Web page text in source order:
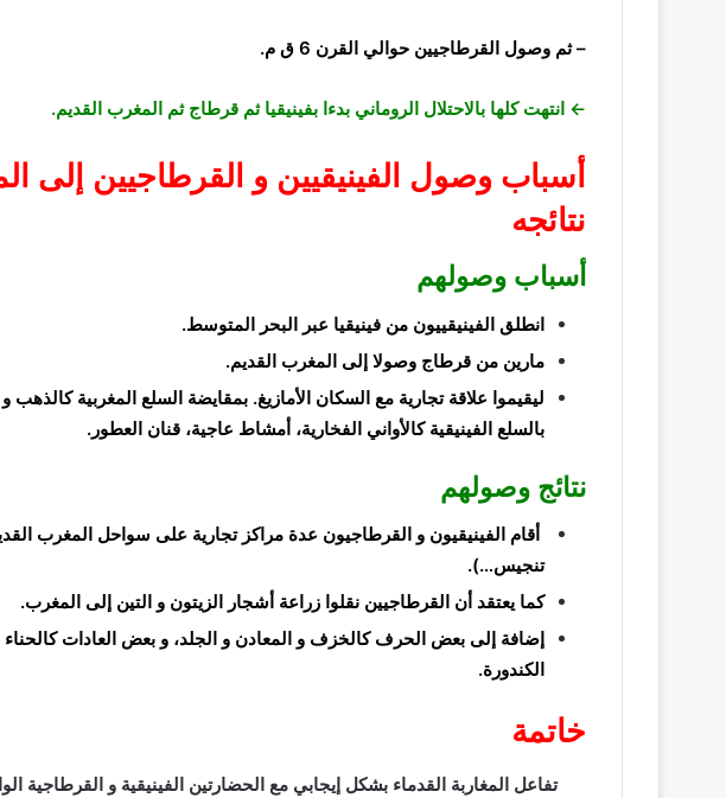
–ثم وصول القرطاجيين حوالي القرن 6 ق م.
← انتهت كلها بالاحتلال الروماني بدءا بفينيقيا ثم قرطاج ثم المغرب القديم.
أسباب وصول الفينيقيين و القرطاجيين إلى
نتائجه
أسباب وصولهم
انطلق الفينيقييون من فينيقيا عبر البحر المتوسط.
مارين من قرطاج وصولا إلى المغرب القديم.
ليقيموا علاقة تجارية مع السكان الأمازيغ. بمقايضة السلع المغربية كالذهب
بالسلع الفينيقية كالأواني الفخارية، أمشاط عاجية، قنان العطور.
نتائج وصولهم
أقام الفينيقيون و القرطاجيون عدة مراكز تجارية على سواحل المغرب
تنجيس…).
كما يعتقد أن القرطاجيين نقلوا زراعة أشجار الزيتون و التين إلى المغرب.
إضافة إلى بعض الحرف كالخزف و المعادن و الجلد، و بعض العادات كالحناء
الكندورة.
خاتمة
تفاعل المغاربة القدماء بشكل إيجابي مع الحضارتين الفينيقية و القرطاجية